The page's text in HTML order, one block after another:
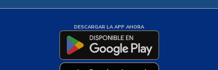
DESCARGAR LA APP AHORA